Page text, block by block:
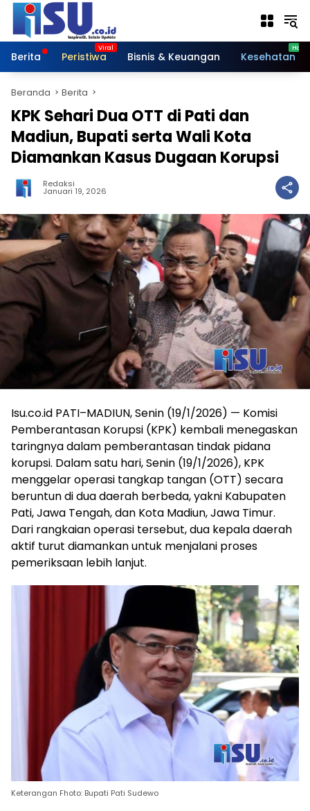
Langsung
konten
Berita
Peristiwa Bisnis & Keuangan Kesehatan
Beranda Berita
KPK Sehari Dua OTT di Pati dan
Madiun, Bupati serta Wali Kota
Diamankan Kasus Dugaan Korupsi
Redaksi
Januari 19, 2026
Isu.co.id PATI–MADIUN, Senin (19/1/2026) — Komisi
Pemberantasan Korupsi (KPK) kembali menegaskan
taringnya dalam pemberantasan tindak pidana
korupsi. Dalam satu hari, Senin (19/1/2026), KPK
menggelar operasi tangkap tangan (OTT) secara
beruntun di dua daerah berbeda, yakni Kabupaten
Pati, Jawa Tengah, dan Kota Madiun, Jawa Timur.
Dari rangkaian operasi tersebut, dua kepala daerah
aktif turut diamankan untuk menjalani proses
pemeriksaan lebih lanjut.
Keterangan Fhoto: Bupati Pati Sudewo